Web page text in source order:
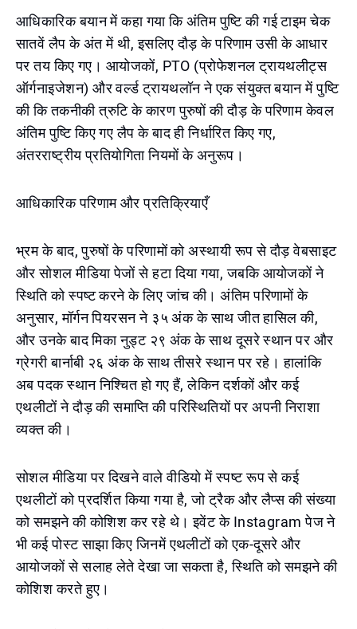
आधिकारिक बयान में कहा गया कि अंतिम पुष्टि की गई टाइम चेक
सातवें लैप के अंत में थी, इसलिए दौड़ के परिणाम उसी के आधार
पर तय किए गए। आयोजकों, PTO (प्रोफेशनल ट्रायथलीट्स
ऑर्गनाइजेशन) और वर्ल्ड ट्रायथलॉन ने एक संयुक्त बयान में पुष्टि
की कि तकनीकी त्रुटि के कारण पुरुषों की दौड़ के परिणाम केवल
अंतिम पुष्टि किए गए लैप के बाद ही निर्धारित किए गए,
अंतरराष्ट्रीय प्रतियोगिता नियमों के अनुरूप।
आधिकारिक परिणाम और प्रतिक्रियाएँ
भ्रम के बाद, पुरुषों के परिणामों को अस्थायी रूप से दौड़ वेबसाइट
और सोशल मीडिया पेजों से हटा दिया गया, जबकि आयोजकों ने
स्थिति को स्पष्ट करने के लिए जांच की। अंतिम परिणामों के
अनुसार, मॉर्गन पियरसन ने ३५ अंक के साथ जीत हासिल की,
और उनके बाद मिका नुड्ट २९ अंक के साथ दूसरे स्थान पर और
ग्रेगरी बार्नाबी २६ अंक के साथ तीसरे स्थान पर रहे। हालांकि
अब पदक स्थान निश्चित हो गए हैं, लेकिन दर्शकों और कई
एथलीटों ने दौड़ की समाप्ति की परिस्थितियों पर अपनी निराशा
व्यक्त की।
सोशल मीडिया पर दिखने वाले वीडियो में स्पष्ट रूप से कई
एथलीटों को प्रदर्शित किया गया है, जो ट्रैक और लैप्स की संख्या
को समझने की कोशिश कर रहे थे। इवेंट के Instagram पेज ने
भी कई पोस्ट साझा किए जिनमें एथलीटों को एक-दूसरे और
आयोजकों से सलाह लेते देखा जा सकता है, स्थिति को समझने की
कोशिश करते हुए।